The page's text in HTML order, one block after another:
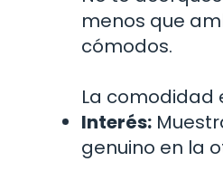
menos que
cómodos.
La comodidad
Interés:
genuino en la